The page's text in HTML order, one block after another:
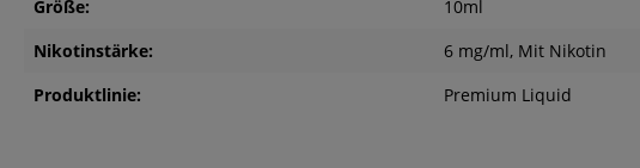
Größe:
10ml
Nikotinstärke:
6 mg/ml, Mit Nikotin
Produktlinie:
Premium Liquid